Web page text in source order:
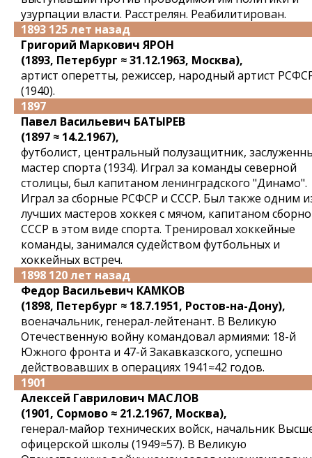
узурпации власти. Расстрелян. Реабилитирован.
1893 125 лет назад
Григорий Маркович ЯРОН
(1893, Петербург ≈ 31.12.1963, Москва),
артист оперетты, режиссер, народный артист
(1940).
1897
Павел Васильевич БАТЫРЕВ
(1897 ≈ 14.2.1967),
футболист, центральный полузащитник,
мастер спорта (1934). Играл за команды северной
столицы, был капитаном ленинградского "Динамо".
Играл за сборные РСФСР и СССР. Был также одним
лучших мастеров хоккея с мячом, капитаном
СССР в этом виде спорта. Тренировал хоккейные
команды, занимался судейством футбольных и
хоккейных встреч.
1898 120 лет назад
Федор Васильевич КАМКОВ
(1898, Петербург ≈ 18.7.1951, Ростов-на-Дону),
военачальник, генерал-лейтенант. В Великую
Отечественную войну командовал армиями: 18-й
Южного фронта и 47-й Закавказского, успешно
действовавших в операциях 1941≈42 годов.
1901
Алексей Гаврилович МАСЛОВ
(1901, Сормово ≈ 21.2.1967, Москва),
генерал-майор технических войск, начальник
офицерской школы (1949≈57). В Великую